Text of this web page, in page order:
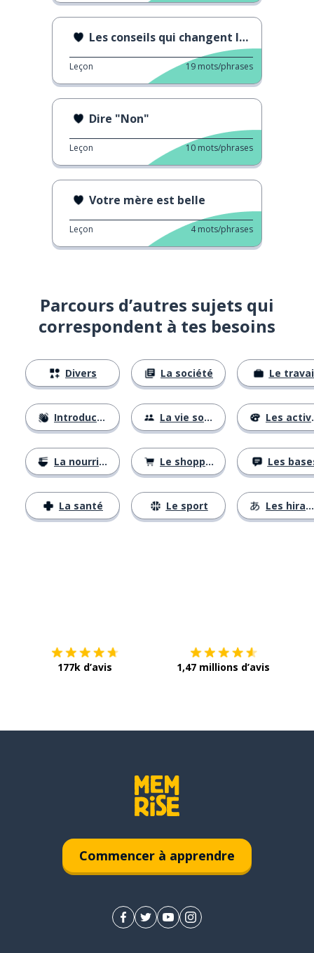
Les conseils qui changent les relations
Leçon 19 mots/phrases
Dire "Non"
Leçon 10 mots/phrases
Votre mère est belle
Leçon 4 mots/phrases
Parcours d’autres sujets qui
correspondent à tes besoins
Divers
Introductions
La nourriture
La santé
La société
La vie sociale
Le shopping
Le sport
Le
Les activités
Les
Les hiraganas
177k d’avis 1,47 millions d’avis
Commencer à apprendre